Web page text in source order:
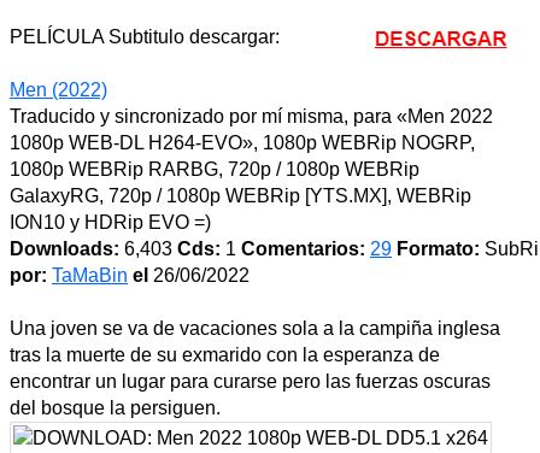
PELÍCULA Subtitulo descargar:
Men (2022)
Traducido y sincronizado por mí misma, para «Men 2022
1080p WEB-DL H264-EVO», 1080p WEBRip NOGRP,
1080p WEBRip RARBG, 720p / 1080p WEBRip
GalaxyRG, 720p / 1080p WEBRip [YTS.MX], WEBRip
ION10 y HDRip EVO =)
Downloads: 6,403 Cds: 1 Comentarios: 29 Formato:
por: TaMaBin el 26/06/2022
Una joven se va de vacaciones sola a la campiña inglesa
tras la muerte de su exmarido con la esperanza de
encontrar un lugar para curarse pero las fuerzas oscuras
del bosque la persiguen.